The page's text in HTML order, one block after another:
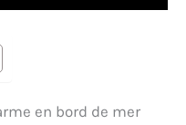
en bord de mer